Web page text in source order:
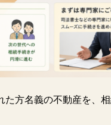
方名義の不動産を、